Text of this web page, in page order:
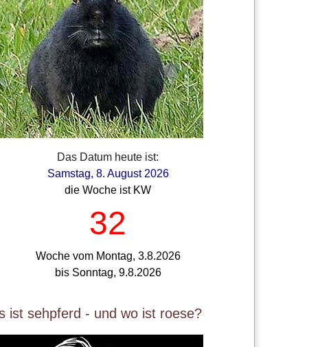
Das Datum heute ist:
Samstag, 8. August 2026
die Woche ist KW
32
Woche vom Montag, 3.8.2026
bis Sonntag, 9.8.2026
ist sehpferd - und wo ist roese?